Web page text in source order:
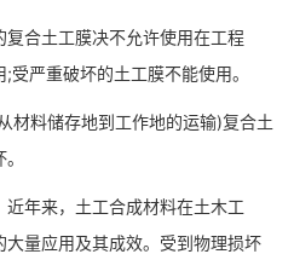
合土工膜决不允许使用在工程
受严重破坏的土工膜不能使用。
料储存地到工作地的运输)复合土
年来，土工合成材料在土木工
量应用及其成效。受到物理损坏